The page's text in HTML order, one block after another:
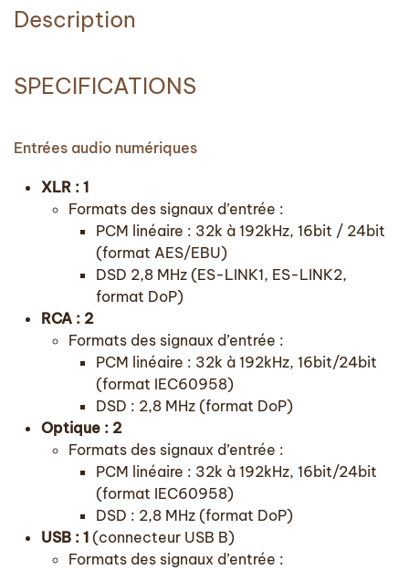
Description
SPECIFICATIONS
Entrées audio numériques
XLR : 1
Formats des signaux d’entrée :
PCM linéaire : 32k à 192kHz, 16bit / 24bit
(format AES/EBU)
DSD 2,8 MHz (ES-LINK1, ES-LINK2,
format DoP)
RCA : 2
Formats des signaux d’entrée :
PCM linéaire : 32k à 192kHz, 16bit/24bit
(format IEC60958)
DSD : 2,8 MHz (format DoP)
Optique : 2
Formats des signaux d’entrée :
PCM linéaire : 32k à 192kHz, 16bit/24bit
(format IEC60958)
DSD : 2,8 MHz (format DoP)
USB : 1 (connecteur USB B)
Formats des signaux d’entrée :